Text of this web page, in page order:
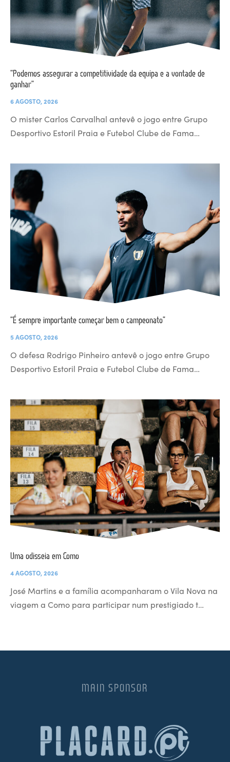
“Podemos assegurar a competitividade da equipa e a vontade de
ganhar”
6 AGOSTO, 2026
O mister Carlos Carvalhal antevê o jogo entre Grupo
Desportivo Estoril Praia e Futebol Clube de Fama…
“É sempre importante começar bem o campeonato”
5 AGOSTO, 2026
O defesa Rodrigo Pinheiro antevê o jogo entre Grupo
Desportivo Estoril Praia e Futebol Clube de Fama…
Uma odisseia em Como
4 AGOSTO, 2026
José Martins e a família acompanharam o Vila Nova na
viagem a Como para participar num prestigiado t…
MAIN SPONSOR